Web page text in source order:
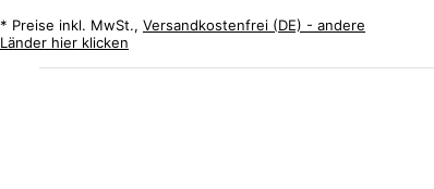
* Preise inkl. MwSt., Versandkostenfrei (DE) - andere
Länder hier klicken